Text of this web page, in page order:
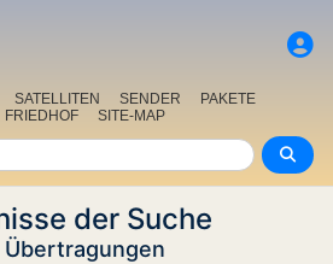
SATELLITEN SENDER
PAKETE
FRIEDHOF SITE-MAP
der Suche
Übertragungen